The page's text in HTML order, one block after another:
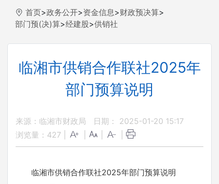
首页>政务公开>资金信息>财政预决算>
部门预(决)算>经建股>供销社
临湘市供销合作联社2025年
部门预算说明
来源：临湘市财政局
日期： 2025-01-20 15:17
浏览量： 427
临湘市供销合作联社2025年部门预算说明